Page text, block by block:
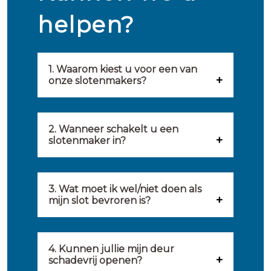
helpen?
1. Waarom kiest u voor een van
onze slotenmakers?
geselecteerd op kwaliteit,
partij om u van dienst te zijn.
ernaar om binnen 20 minuten
ter plaatse te zijn om u een
2. Wanneer schakelt u een
slotenmaker in?
slotenmaker inschakelen
wanneer: u uzelf heeft
meer functioneert, er
3. Wat moet ik wel/niet doen als
mijn slot bevroren is?
komt het wel eens voor dat
sloten bevriezen. Dan kunt u
4. Kunnen jullie mijn deur
schadevrij openen?